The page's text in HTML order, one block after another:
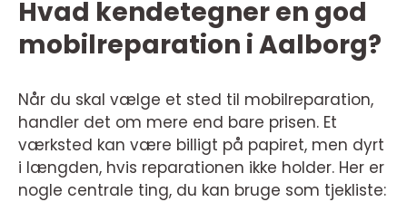
Hvad kendetegner en god
mobilreparation i Aalborg?
Når du skal vælge et sted til mobilreparation,
handler det om mere end bare prisen. Et
værksted kan være billigt på papiret, men dyrt
i længden, hvis reparationen ikke holder. Her er
nogle centrale ting, du kan bruge som tjekliste: